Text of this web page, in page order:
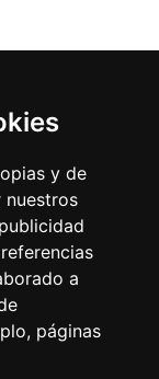
y de
nuestros
a
páginas